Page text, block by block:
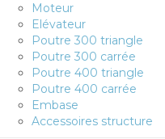
Moteur
Elévateur
Poutre 300 triangle
Poutre 300 carrée
Poutre 400 triangle
Poutre 400 carrée
Embase
Accessoires structure